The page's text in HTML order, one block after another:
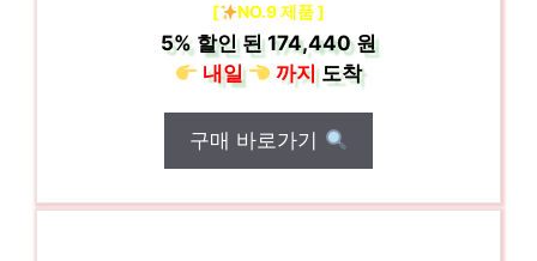
[ NO.9 제품 ]
5%할인 된174,440 원
내일
까지도착
구매 바로가기